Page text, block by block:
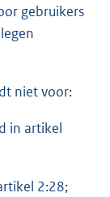
gebruikers
niet voor:
in artikel
2:28;